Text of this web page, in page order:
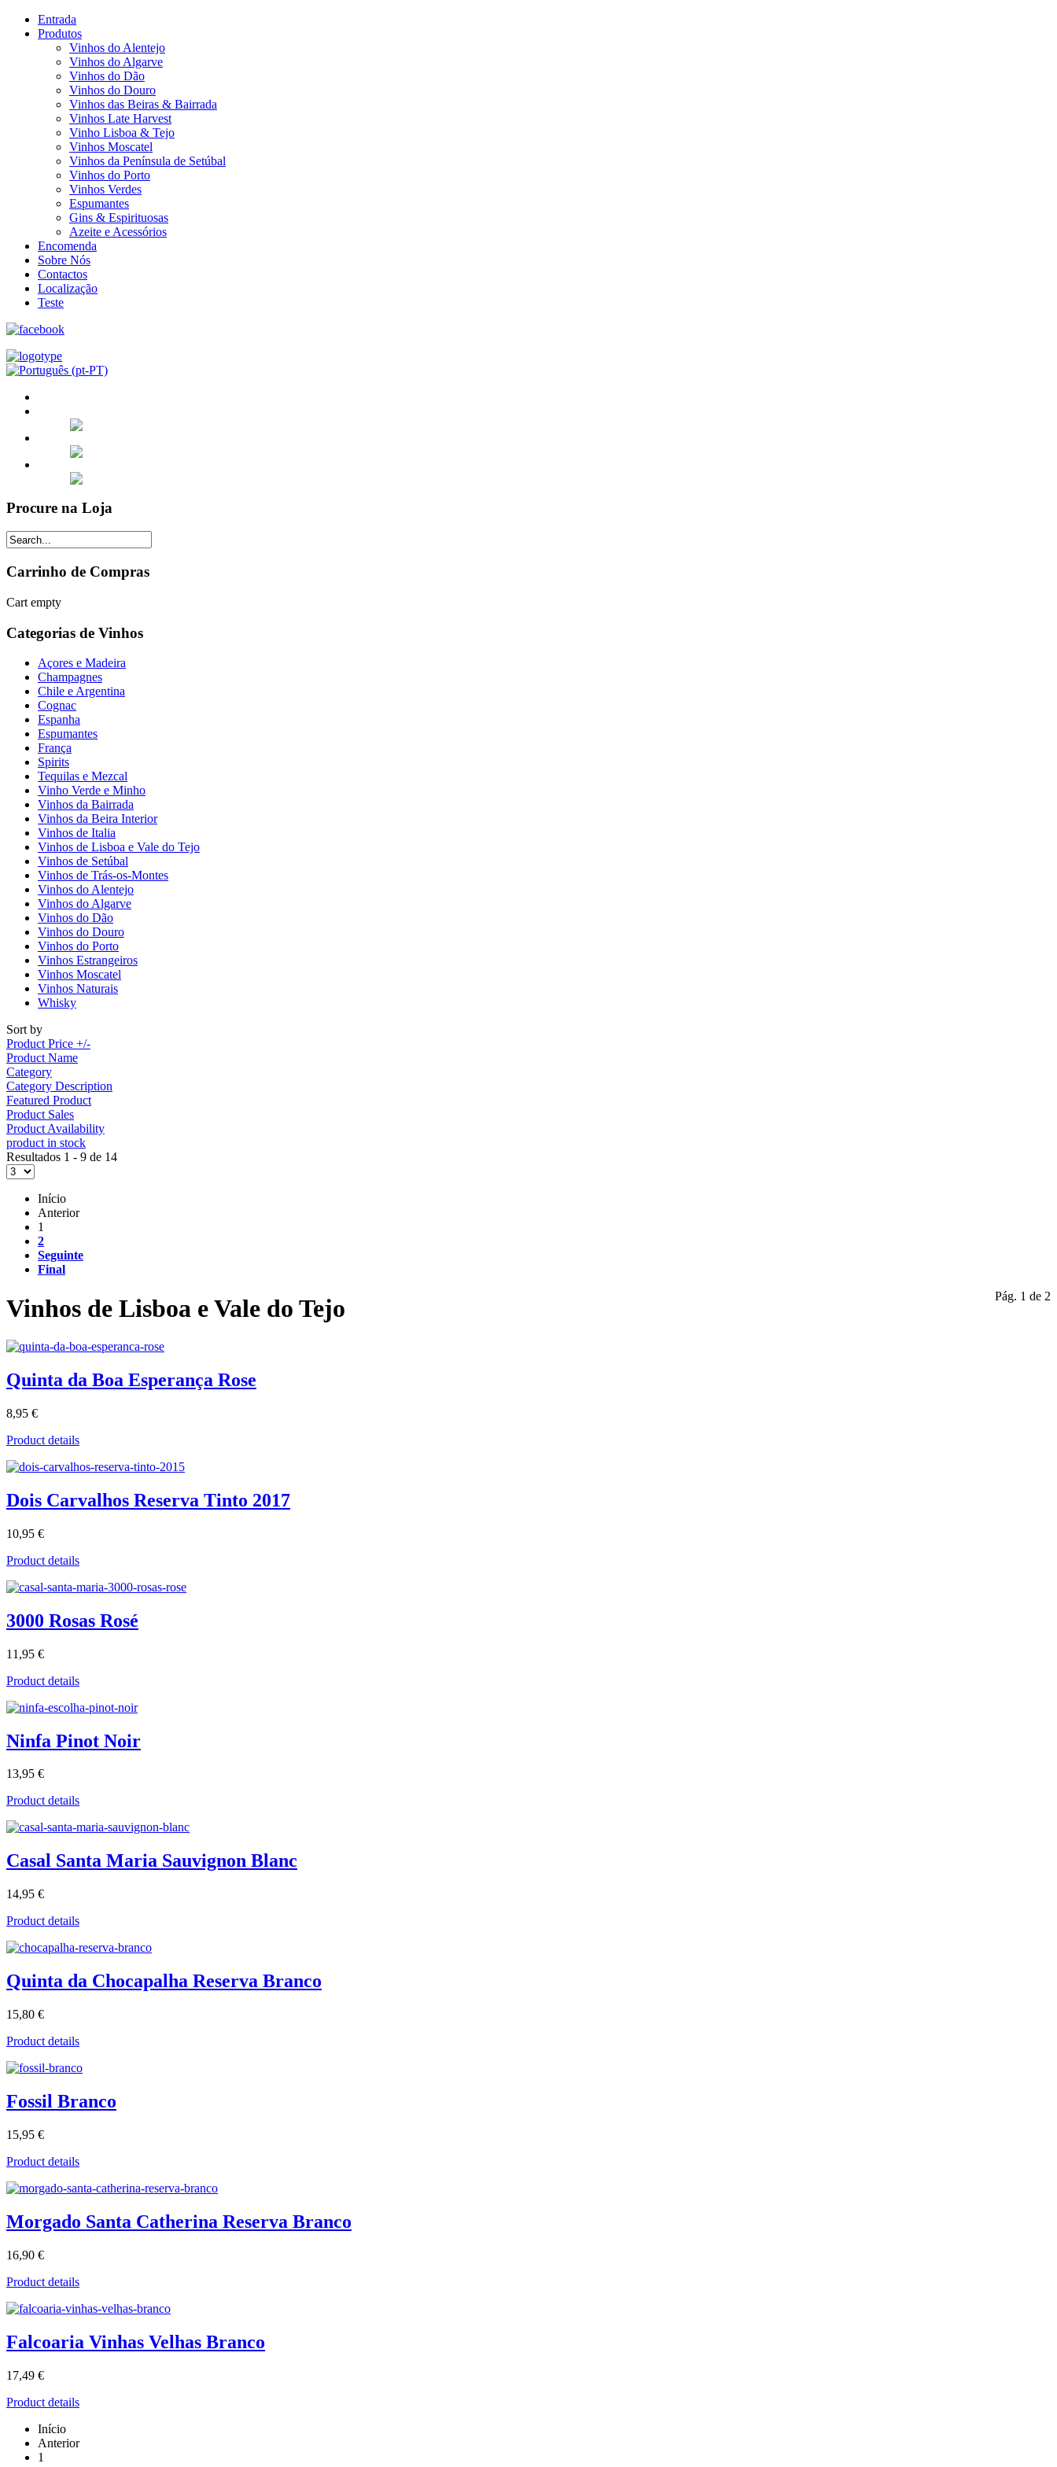
Entrada
Produtos
Vinhos do Alentejo
Vinhos do Algarve
Vinhos do Dão
Vinhos do Douro
Vinhos das Beiras & Bairrada
Vinhos Late Harvest
Vinho Lisboa & Tejo
Vinhos Moscatel
Vinhos da Península de Setúbal
Vinhos do Porto
Vinhos Verdes
Espumantes
Gins & Espirituosas
Azeite e Acessórios
Encomenda
Sobre Nós
Contactos
Localização
Teste
Procure na Loja
Carrinho de Compras
Cart empty
Categorias de Vinhos
Açores e Madeira
Champagnes
Chile e Argentina
Cognac
Espanha
Espumantes
França
Spirits
Tequilas e Mezcal
Vinho Verde e Minho
Vinhos da Bairrada
Vinhos da Beira Interior
Vinhos de Italia
Vinhos de Lisboa e Vale do Tejo
Vinhos de Setúbal
Vinhos de Trás-os-Montes
Vinhos do Alentejo
Vinhos do Algarve
Vinhos do Dão
Vinhos do Douro
Vinhos do Porto
Vinhos Estrangeiros
Vinhos Moscatel
Vinhos Naturais
Whisky
Sort by
Product Price +/-
Product Name
Category
Category Description
Featured Product
Product Sales
Product Availability
product in stock
Resultados 1 - 9 de 14
Início
Anterior
1
2
Seguinte
Final
Pág. 1 de 2
Vinhos de Lisboa e Vale do Tejo
Quinta da Boa Esperança Rose
8,95 €
Product details
Dois Carvalhos Reserva Tinto 2017
10,95 €
Product details
3000 Rosas Rosé
11,95 €
Product details
Ninfa Pinot Noir
13,95 €
Product details
Casal Santa Maria Sauvignon Blanc
14,95 €
Product details
Quinta da Chocapalha Reserva Branco
15,80 €
Product details
Fossil Branco
15,95 €
Product details
Morgado Santa Catherina Reserva Branco
16,90 €
Product details
Falcoaria Vinhas Velhas Branco
17,49 €
Product details
Início
Anterior
1